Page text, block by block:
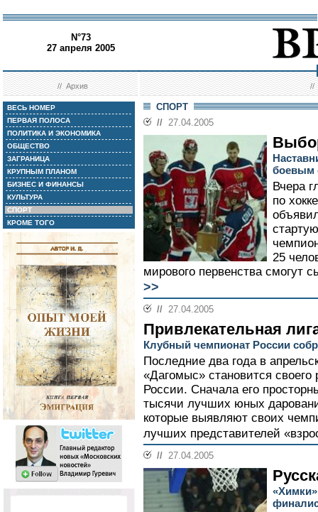
N°73
27 апреля 2005
//Архив //
ВЕСЬ НОМЕР
ПЕРВАЯ ПОЛОСА
ПОЛИТИКА И ЭКОНОМИКА
ОБЩЕСТВО
ЗАГРАНИЦА
КРУПНЫМ ПЛАНОМ
БИЗНЕС И ФИНАНСЫ
КУЛЬТУРА
СПОРТ
КРОМЕ ТОГО
СПОРТ
// 27.04.2005
боевым
Вчера
по
25
мирового первенства смогут
>>
// 27.04.2005
Привлекательная
Клубный чемпионат России
Последние два года в
«Дагомыс» становится
России. Сначала его
тысячи лучших юных
которые выявляют своих
лучших представителей
// 27.04.2005